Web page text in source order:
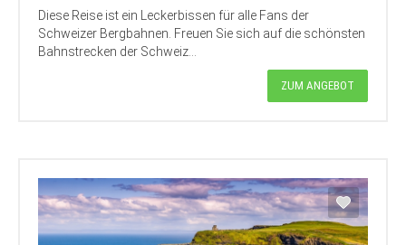
Diese Reise ist ein Leckerbissen für alle Fans der
Schweizer Bergbahnen. Freuen Sie sich auf die schönsten
Bahnstrecken der Schweiz...
ZUM ANGEBOT